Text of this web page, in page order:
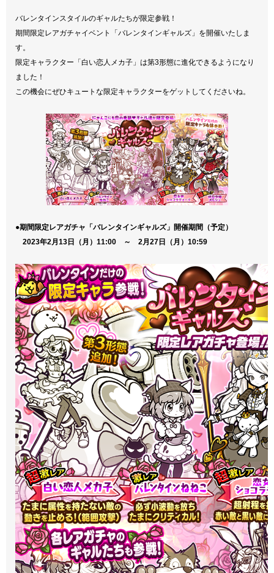
バレンタインスタイルのギャルたちが限定参戦！
期間限定レアガチャイベント「バレンタインギャルズ」を開催いたしま
す。
限定キャラクター「白い恋人メカ子」は第3形態に進化できるようになり
ました！
この機会にぜひキュートな限定キャラクターをゲットしてくださいね。
●期間限定レアガチャ「バレンタインギャルズ」開催期間（予定）
2023年2月13日（月）11:00 ～ 2月27日（月）10:59